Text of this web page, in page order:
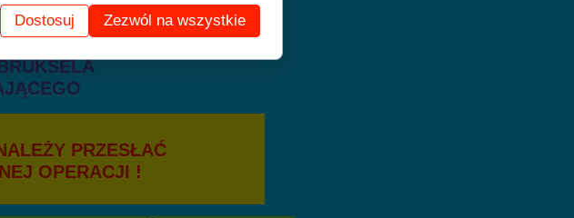
SPRAWDZIĆ
NAZWISKO
PRZESŁAĆ
!
Dostosuj Zezwól na wszystkie